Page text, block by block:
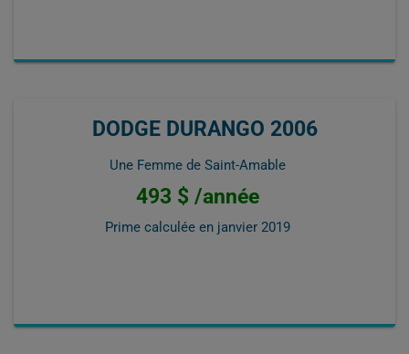
DODGE DURANGO 2006
Une Femme de Saint-Amable
493 $ /année
Prime calculée en janvier 2019